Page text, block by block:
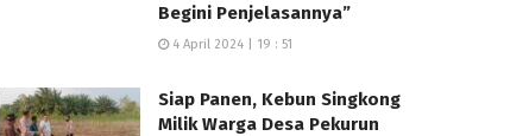
Begini Penjelasannya”
4 April 2024 | 19 : 51
Siap Panen, Kebun Singkong
Milik Warga Desa Pekurun